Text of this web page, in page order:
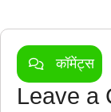
कॉमेंट्स
Leave a